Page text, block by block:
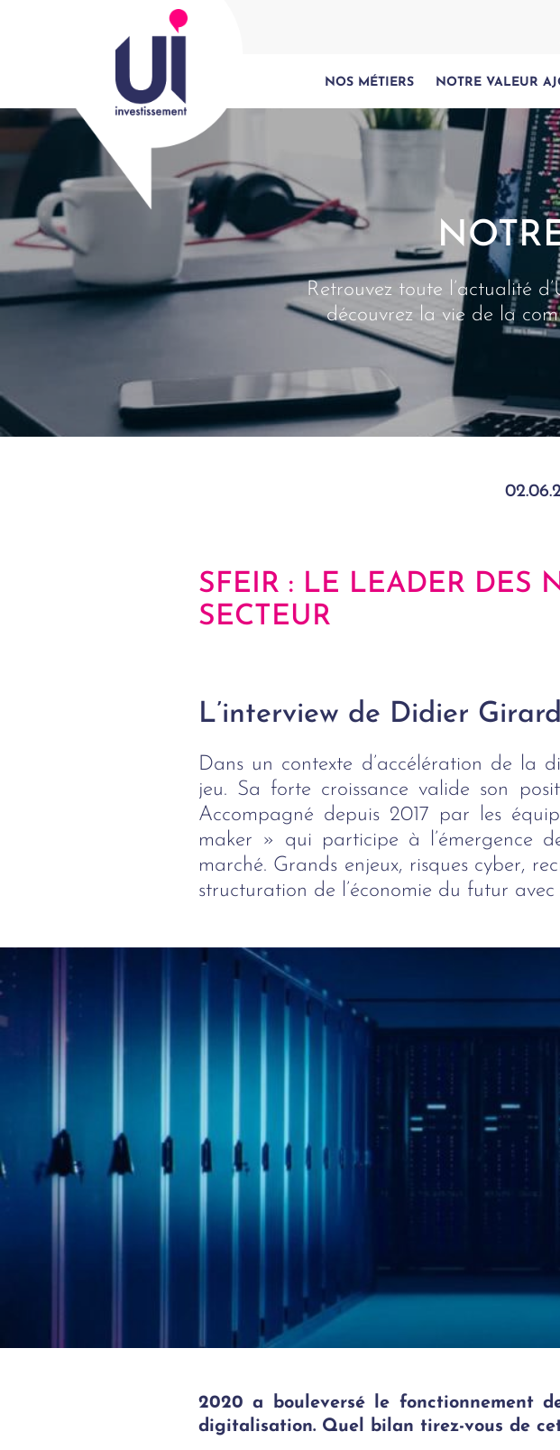
NOS MÉTIERS NOTRE VALEUR
Retrouvez toute l’actualité
découvrez la vie de la
SFEIR : LE LEADER DES
SECTEUR
L’interview de Didier
Dans un contexte d’accélération de la
jeu. Sa forte croissance valide son
Accompagné depuis 2017 par les
maker » qui participe à l’émergence
marché. Grands enjeux, risques cyber,
structuration de l’économie du futur
2020 a bouleversé le fonctionnement
digitalisation. Quel bilan tirez-vous de